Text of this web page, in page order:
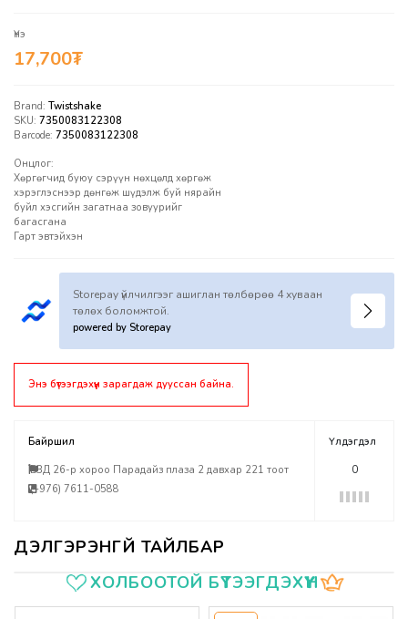
Үнэ
17,700₮
Brand: Twistshake
SKU: 7350083122308
Barcode: 7350083122308
Онцлог:
Хөргөгчид буюу сэрүүн нөхцөлд хөргөж
хэрэглэснээр дөнгөж шүдэлж буй нярайн
буйл хэсгийн загатнаа зовуурийг
багасгана
Гарт эвтэйхэн
Storepay үйлчилгээг ашиглан төлбөрөө 4 хуваан
төлөх боломжтой.
powered by Storepay
Энэ бүтээгдэхүүн зарагдаж дууссан байна.
Байршил
БЗД 26-р хороо Парадайз плаза 2 давхар 221 тоот
(+976) 7611-0588
Үлдэгдэл
0
ҮзүүлэлтүүдХОЛБООТОЙ БҮТЭЭГДЭХҮҮН